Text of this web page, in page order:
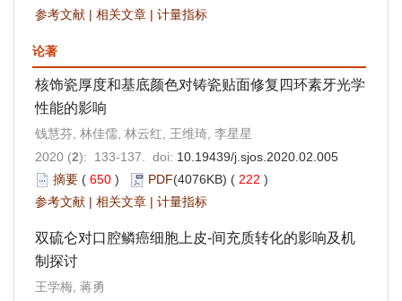
参考文献 | 相关文章 | 计量指标
论著
核饰瓷厚度和基底颜色对铸瓷贴面修复四环素牙光学
性能的影响
钱慧芬, 林佳儒, 林云红, 王维琦, 李星星
2020 (2): 133-137. doi: 10.19439/j.sjos.2020.02.005
摘要 ( 650 ) PDF(4076KB) ( 222 )
参考文献 | 相关文章 | 计量指标
双硫仑对口腔鳞癌细胞上皮-间充质转化的影响及机
制探讨
王学梅, 蒋勇